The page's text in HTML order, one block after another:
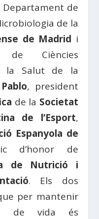
Departament de
de la
de Madrid i
de Ciències
la Salut de la
, president
de la Societat
de l’Esport,
Espanyola de
d’honor de
de Nutrició i
. Els dos
per mantenir
de vida és